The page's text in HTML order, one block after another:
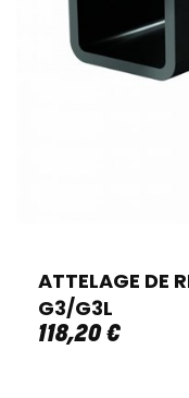
ATTELAGE DE
G3/G3L
118,20€